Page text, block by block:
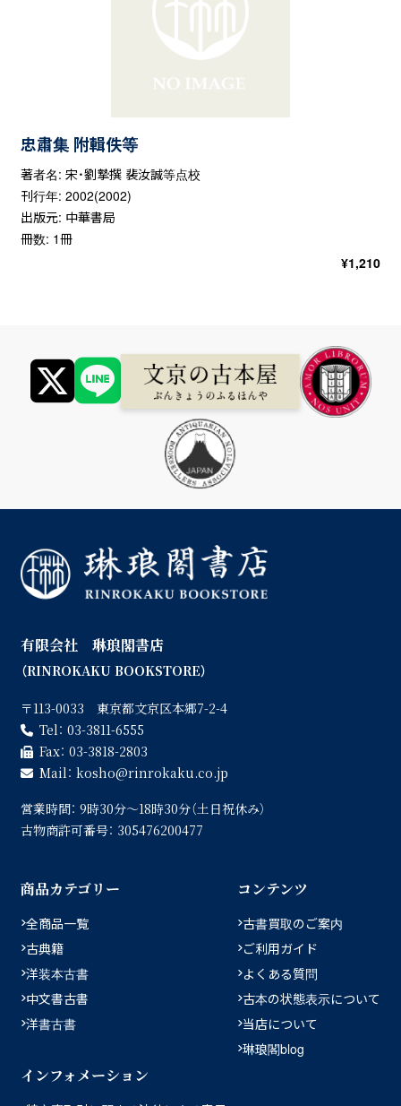
忠肅集 附輯佚等
著者名: 宋・劉摯撰 裴汝誠等点校
刊行年: 2002(2002)
出版元: 中華書局
冊数: 1冊
¥1,210
有限会社 琳琅閣書店
（RINROKAKU BOOKSTORE）
〒113-0033 東京都文京区本郷7-2-4
Tel： 03-3811-6555
Fax： 03-3818-2803
Mail： kosho
rinrokaku.co.jp
営業時間： 9時30分〜18時30分（土日祝休み）
古物商許可番号： 305476200477
商品カテゴリー
全商品一覧
古典籍
洋装本古書
中文書古書
洋書古書
コンテンツ
古書買取のご案内
ご利用ガイド
よくある質問
古本の状態表示について
当店について
琳琅閣blog
インフォメーション